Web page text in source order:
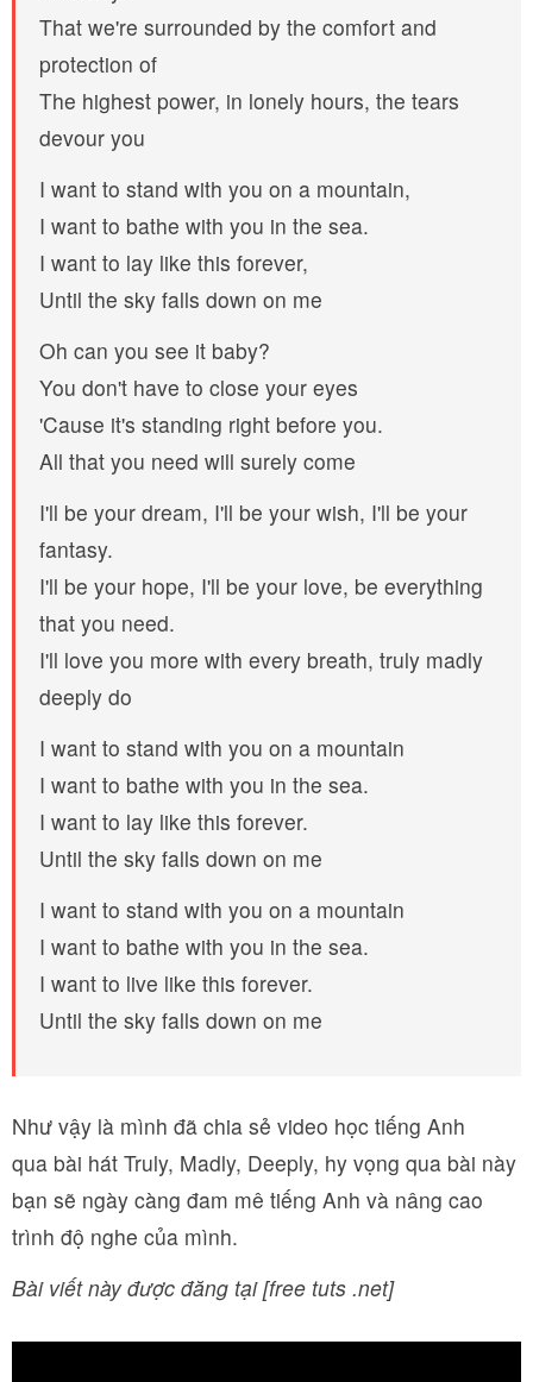
That we're surrounded by the comfort and
protection of
The highest power, in lonely hours, the tears
devour you
I want to stand with you on a mountain,
I want to bathe with you in the sea.
I want to lay like this forever,
Until the sky falls down on me
Oh can you see it baby?
You don't have to close your eyes
'Cause it's standing right before you.
All that you need will surely come
I'll be your dream, I'll be your wish, I'll be your
fantasy.
I'll be your hope, I'll be your love, be everything
that you need.
I'll love you more with every breath, truly madly
deeply do
I want to stand with you on a mountain
I want to bathe with you in the sea.
I want to lay like this forever.
Until the sky falls down on me
I want to stand with you on a mountain
I want to bathe with you in the sea.
I want to live like this forever.
Until the sky falls down on me
Như vậy là mình đã chia sẻ video học tiếng Anh
qua bài hát Truly, Madly, Deeply, hy vọng qua bài này
bạn sẽ ngày càng đam mê tiếng Anh và nâng cao
trình độ nghe của mình.
Bài viết này được đăng tại [free tuts .net]